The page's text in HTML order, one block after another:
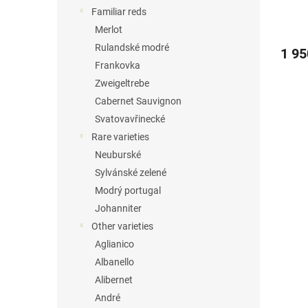
Familiar reds
Merlot
Rulandské modré
Frankovka
Zweigeltrebe
Cabernet Sauvignon
Svatovavřinecké
Rare varieties
Neuburské
Sylvánské zelené
Modrý portugal
Johanniter
Other varieties
Aglianico
Albanello
Alibernet
André
1